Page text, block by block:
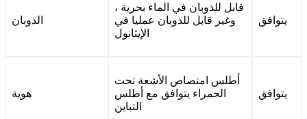
الذوبان
قابل للذوبان في الماء بحرية ،
وغير قابل للذوبان عمليا في
الإيثانول
يتوافق
هوية
أطلس امتصاص الأشعة تحت
الحمراء يتوافق مع أطلس
التباين
يتوافق